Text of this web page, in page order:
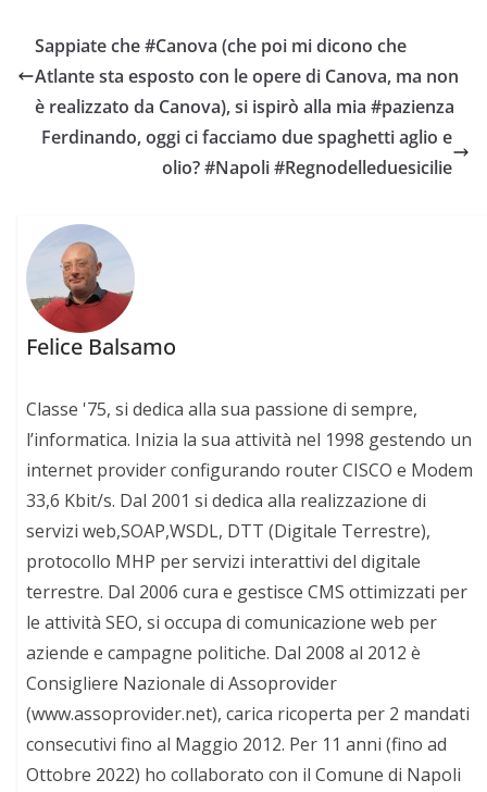
Sappiate che #Canova (che poi mi dicono che
Atlante sta esposto con le opere di Canova, ma non
è realizzato da Canova), si ispirò alla mia #pazienza
Ferdinando, oggi ci facciamo due spaghetti aglio e
olio? #Napoli #Regnodelleduesicilie
Felice Balsamo
Classe '75, si dedica alla sua passione di sempre,
l’informatica. Inizia la sua attività nel 1998 gestendo un
internet provider configurando router CISCO e Modem
33,6 Kbit/s. Dal 2001 si dedica alla realizzazione di
servizi web,SOAP,WSDL, DTT (Digitale Terrestre),
protocollo MHP per servizi interattivi del digitale
terrestre. Dal 2006 cura e gestisce CMS ottimizzati per
le attività SEO, si occupa di comunicazione web per
aziende e campagne politiche. Dal 2008 al 2012 è
Consigliere Nazionale di Assoprovider
(www.assoprovider.net), carica ricoperta per 2 mandati
consecutivi fino al Maggio 2012. Per 11 anni (fino ad
Ottobre 2022) ho collaborato con il Comune di Napoli